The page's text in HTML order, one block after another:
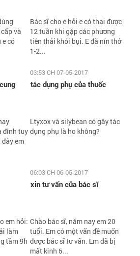
và
e có
Bác sĩ cho e hỏi e có thai được
12 tuần khi gặp các phương
tiên thải khói bụi. E đã nín thở
1-2...
đình tuy
đây em
03:53 CH 07-05-2017
tác dụng phụ của thuốc
Ltyxox và silybean có gây tác
dụng phụ là ho không?
em hỏi:
làm
tầm 9h
06:03 CH 06-05-2017
xin tư vấn của bác sĩ
Chào bác sĩ, năm nay em 20
tuổi. Em có một vấn đề muốn
được bác sĩ tư vấn. Em đã bị
mất kinh 6...